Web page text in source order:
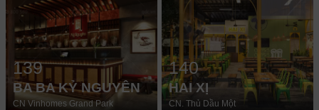
139
BA BA KỶ NGUYÊN
CN Vinhomes Grand Park
140
HAI XỊ
CN. Thủ Dầu Một